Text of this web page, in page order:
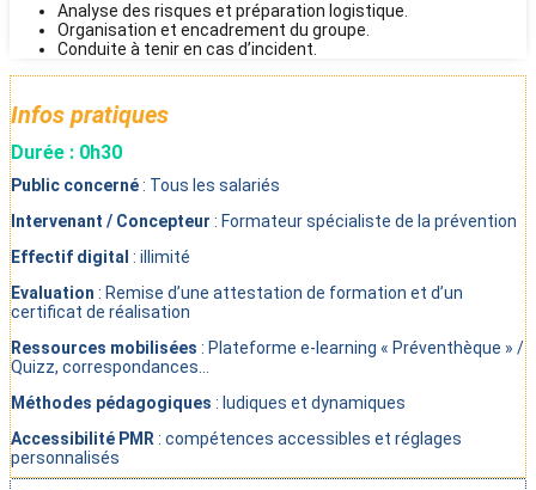
Analyse des risques et préparation logistique.
Organisation et encadrement du groupe.
Conduite à tenir en cas d’incident.
Infos pratiques
Durée : 0h30
Public concerné: Tous les salariés
Intervenant / Concepteur : Formateur spécialiste de la prévention
Effectif digital : illimité
Evaluation : Remise d’une attestation de formation et d’un
certificat de réalisation
Ressources mobilisées : Plateforme e-learning « Préventhèque » /
Quizz, correspondances…
Méthodes pédagogiques : ludiques et dynamiques
Accessibilité PMR : compétences accessibles et réglages
personnalisés